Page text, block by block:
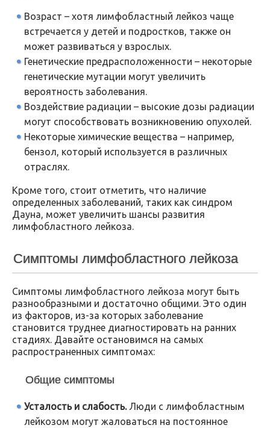
Возраст – хотя лимфобластный лейкоз чаще
встречается у детей и подростков, также он
может развиваться у взрослых.
Генетические предрасположенности – некоторые
генетические мутации могут увеличить
вероятность заболевания.
Воздействие радиации – высокие дозы радиации
могут способствовать возникновению опухолей.
Некоторые химические вещества – например,
бензол, который используется в различных
отраслях.
Кроме того, стоит отметить, что наличие
определенных заболеваний, таких как синдром
Дауна, может увеличить шансы развития
лимфобластного лейкоза.
Симптомы лимфобластного лейкоза
Симптомы лимфобластного лейкоза могут быть
разнообразными и достаточно общими. Это один
из факторов, из-за которых заболевание
становится труднее диагностировать на ранних
стадиях. Давайте остановимся на самых
распространенных симптомах:
Общие симптомы
Усталость и слабость.Люди с лимфобластным
лейкозом могут жаловаться на постоянное